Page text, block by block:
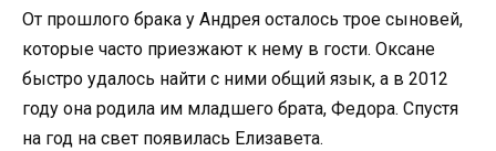
От прошлого брака у Андрея осталось трое сыновей,
которые часто приезжают к нему в гости. Оксане
быстро удалось найти с ними общий язык, а в 2012
году она родила им младшего брата, Федора. Спустя
на год на свет появилась Елизавета.